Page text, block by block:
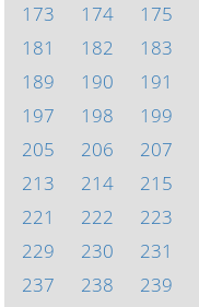
173
174 175
181
182 183
189
190 191
197
198 199
205
206 207
213
214 215
221
222 223
229
230 231
237
238 239